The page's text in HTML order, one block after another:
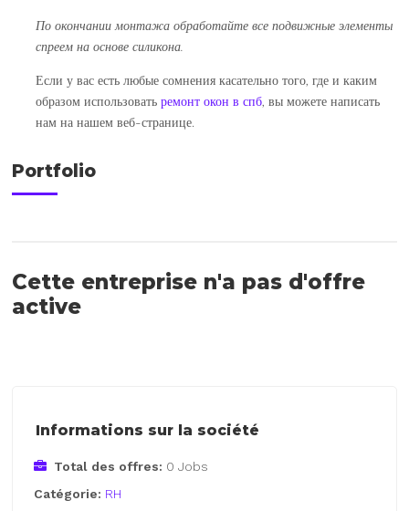
По окончании монтажа обработайте все подвижные элементы
спреем на основе силикона.
Если у вас есть любые сомнения касательно того, где и каким
образом использоватьремонт окон в спб , вы можете написать
нам на нашем веб-странице.
Portfolio
Cette entreprise n'a pas d'offre
active
Informations sur la société
Total des offres: 0 Jobs
Catégorie: RH